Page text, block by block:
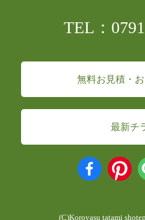
TEL：
無料お見積・
最新チ
(C)Koroyasu tatami